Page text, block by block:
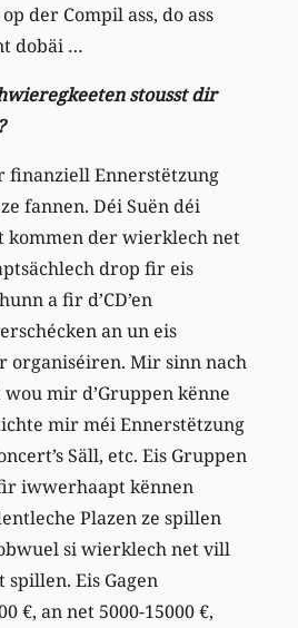
der Compil ass, do ass
dobäi …
stousst dir
finanziell Ennerstëtzung
fannen. Déi Suën déi
kommen der wierklech net
drop fir eis
a fir d’CD’en
an un eis
organiséiren. Mir sinn nach
mir d’Gruppen kënne
mir méi Ennerstëtzung
Säll, etc. Eis Gruppen
iwwerhaapt kënnen
Plazen ze spillen
obwuel si wierklech net vill
Eis Gagen
€, an net 5000-15000 €,